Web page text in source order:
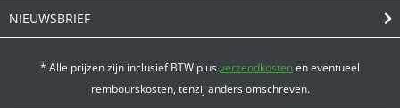
NIEUWSBRIEF
* Alle prijzen zijn inclusief BTW plusverzendkostenen eventueel
rembourskosten, tenzij anders omschreven.